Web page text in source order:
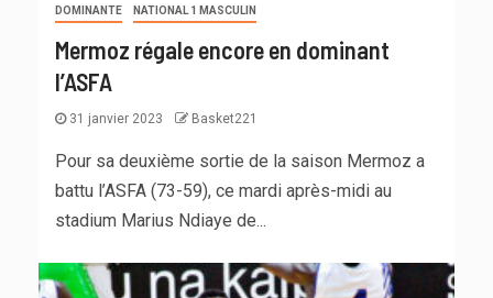
DOMINANTE NATIONAL 1 MASCULIN
Mermoz régale encore en dominant
l’ASFA
31 janvier 2023 Basket221
Pour sa deuxième sortie de la saison Mermoz a
battu l’ASFA (73-59), ce mardi après-midi au
stadium Marius Ndiaye de...